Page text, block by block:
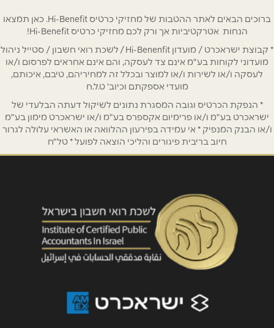
שם מלא *
אימייל*
אנא חזרו אלי בקשר ל...
הודעה*
ברוכים הבאים לאתר ההטבות של מחזיקי כרטיס Hi-Benefit. כאן תמצאו
הנחות אטרקטיביות אך ורק לכם מחזיקי כרטיס Hi-Benefit!
* קבוצת ישראכרט / מועדון Hi-Benenfit / לשכת רואי חשבון / סטייל ניהול
מועדוני לקוחות בע"מ אינם צד לעסקה, והם אינם אחראים לפרסום ו/או
לעסקה ו/או לשירות ו/או למוצר ובכלל זה למחיריהם, טיבם, איכותם,
מועדי אספקתם וכיוב' ט.ל.ח
* הנפקת הכרטיס וגובה המסגרת נתונים לשיקול דעתה הבלעדי של
ישראכרט בע"מ ו/או פרימיום אקספרס בע"מ ו/או ישראכרט מימון בע"מ
ו/או הבנק המנפיק * אי עמידה בפירעון ההלוואה או האשראי עלולה לגרור
חיוב בריבית פיגורים והליכי הוצאה לפועל * טל"ח